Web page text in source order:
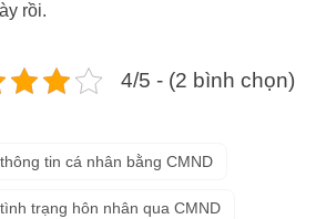
rồi.
4/5 - (2 bình chọn)
tin cá nhân bằng CMND
trạng hôn nhân qua CMND